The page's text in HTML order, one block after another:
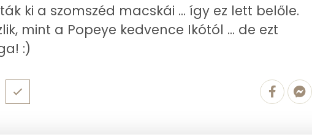
87 kcal
309 kcal
613 kcal6 g
ki a szomszéd macskái ... így ez lett belőle.
mint a Popeye kedvence Ikótól ... de ezt
:)